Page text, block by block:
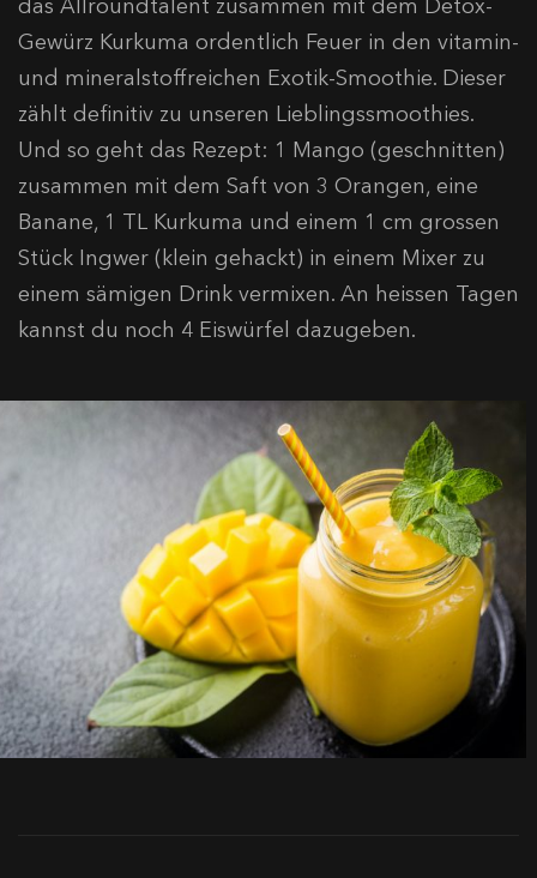
das Allroundtalent zusammen mit dem Detox-
Gewürz Kurkuma ordentlich Feuer in den vitamin-
und mineralstoffreichen Exotik-Smoothie. Dieser
zählt definitiv zu unseren Lieblingssmoothies.
Und so geht das Rezept: 1 Mango (geschnitten)
zusammen mit dem Saft von 3 Orangen, eine
Banane, 1 TL Kurkuma und einem 1 cm grossen
Stück Ingwer (klein gehackt) in einem Mixer zu
einem sämigen Drink vermixen. An heissen Tagen
kannst du noch 4 Eiswürfel dazugeben.